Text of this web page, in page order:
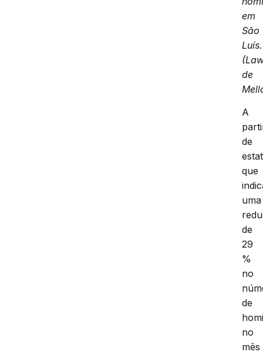
em
São
Luís.
de
A
de
que
uma
de
29
%
no
de
no
mês